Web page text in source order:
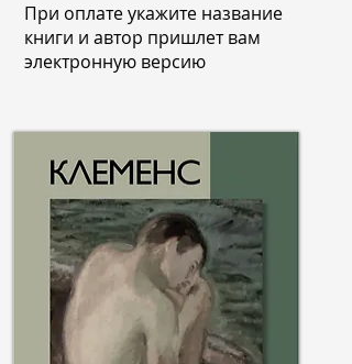
При оплате укажите название
книги и автор пришлет вам
электронную версию